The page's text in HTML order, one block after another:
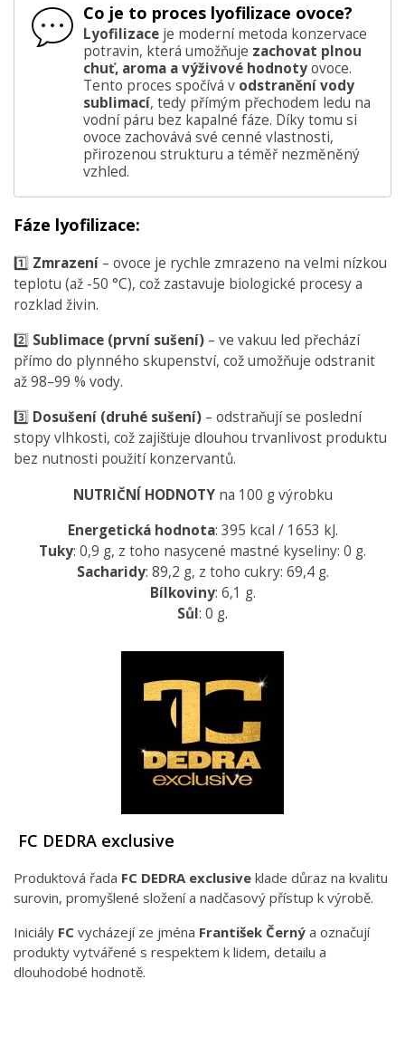
Co je to proces lyofilizace ovoce?
Lyofilizaceje moderní metoda konzervace
potravin, která umožňuje zachovat plnou
chuť, aroma a výživové hodnotyovoce.
Tento proces spočívá v odstranění vody
sublimací, tedy přímým přechodem ledu na
vodní páru bez kapalné fáze. Díky tomu si
ovoce zachovává své cenné vlastnosti,
přirozenou strukturu a téměř nezměněný
vzhled.
Fáze lyofilizace:
1️⃣ Zmrazení – ovoce je rychle zmrazeno na velmi nízkou
teplotu (až -50 °C), což zastavuje biologické procesy a
rozklad živin.
2️⃣ Sublimace (první sušení) – ve vakuu led přechází
přímo do plynného skupenství, což umožňuje odstranit
až 98–99 % vody.
3️⃣ Dosušení (druhé sušení) – odstraňují se poslední
stopy vlhkosti, což zajišťuje dlouhou trvanlivost produktu
bez nutnosti použití konzervantů.
NUTRIČNÍ HODNOTY na 100 g výrobku
Energetická hodnota: 395 kcal / 1653 kJ.
Tuky: 0,9 g, z toho nasycené mastné kyseliny: 0 g.
Sacharidy: 89,2 g, z toho cukry: 69,4 g.
Bílkoviny: 6,1 g.
Sůl: 0 g.
FC DEDRA exclusive
Produktová řada FC DEDRA exclusive klade důraz na kvalitu
surovin, promyšlené složení a nadčasový přístup k výrobě.
Iniciály FC vycházejí ze jména František Černý a označují
produkty vytvářené s respektem k lidem, detailu a
dlouhodobé hodnotě.